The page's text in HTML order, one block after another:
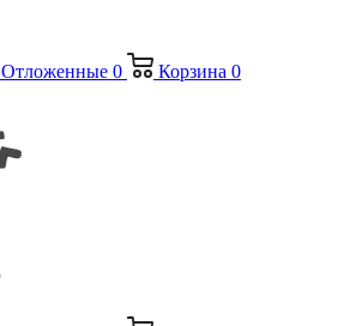
Отложенные 0 Корзина 0